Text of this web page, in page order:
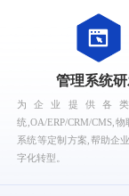
管理系统
为企业提供各
统,OA/ERP/CRM/CMS,
系统等定制方案,帮助企
字化转型。